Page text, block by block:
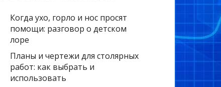
Когда ухо, горло и нос просят
помощи: разговор о детском
лоре
Планы и чертежи для столярных
работ: как выбрать и
использовать